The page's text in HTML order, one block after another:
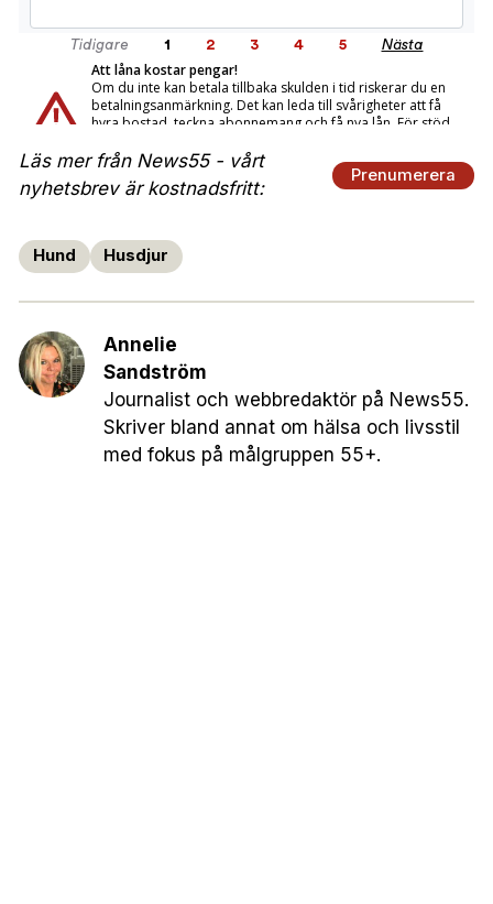
Läs mer från News55 - vårt
nyhetsbrev är kostnadsfritt:
Prenumerera
Hund Husdjur
Annelie
Sandström
Journalist och webbredaktör på News55.
Skriver bland annat om hälsa och livsstil
med fokus på målgruppen 55+.